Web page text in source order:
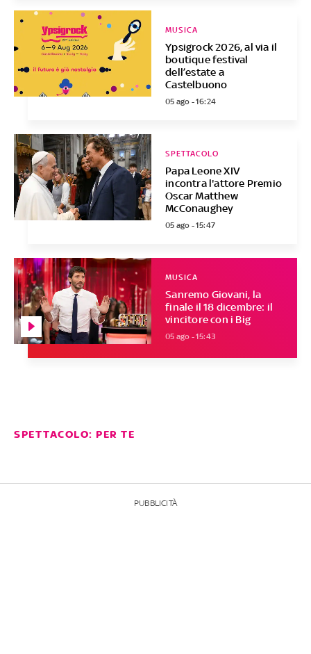
Ypsigrock 2026, al via il
boutique festival
dell’estate a
Castelbuono
MUSICA
05 ago - 16:24
Papa Leone XIV
incontra l'attore Premio
Oscar Matthew
McConaughey
SPETTACOLO
05 ago - 15:47
Sanremo Giovani, la
finale il 18 dicembre: il
vincitore con i Big
MUSICA
05 ago - 15:43
SPETTACOLO: PER TE
PUBBLICITÀ